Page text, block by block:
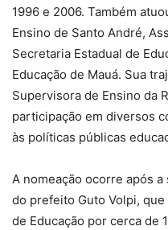
1996 e 2006. Também
Ensino de Santo André,
Secretaria Estadual de
Educação de Mauá. Sua
Supervisora de Ensino da
participação em diversos
às políticas públicas
A nomeação ocorre após a
do prefeito Guto Volpi,
de Educação por cerca de